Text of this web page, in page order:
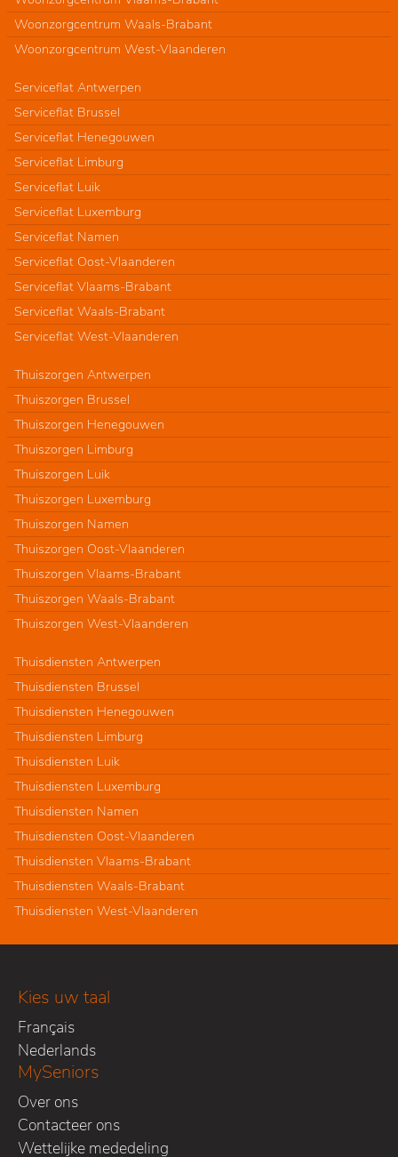
Woonzorgcentrum Waals-Brabant
Woonzorgcentrum West-Vlaanderen
Serviceflat Antwerpen
Serviceflat Brussel
Serviceflat Henegouwen
Serviceflat Limburg
Serviceflat Luik
Serviceflat Luxemburg
Serviceflat Namen
Serviceflat Oost-Vlaanderen
Serviceflat Vlaams-Brabant
Serviceflat Waals-Brabant
Serviceflat West-Vlaanderen
Thuiszorgen Antwerpen
Thuiszorgen Brussel
Thuiszorgen Henegouwen
Thuiszorgen Limburg
Thuiszorgen Luik
Thuiszorgen Luxemburg
Thuiszorgen Namen
Thuiszorgen Oost-Vlaanderen
Thuiszorgen Vlaams-Brabant
Thuiszorgen Waals-Brabant
Thuiszorgen West-Vlaanderen
Thuisdiensten Antwerpen
Thuisdiensten Brussel
Thuisdiensten Henegouwen
Thuisdiensten Limburg
Thuisdiensten Luik
Thuisdiensten Luxemburg
Thuisdiensten Namen
Thuisdiensten Oost-Vlaanderen
Thuisdiensten Vlaams-Brabant
Thuisdiensten Waals-Brabant
Thuisdiensten West-Vlaanderen
Kies uw taal
Français
Nederlands
MySeniors
Over ons
Contacteer ons
Wettelijke mededeling